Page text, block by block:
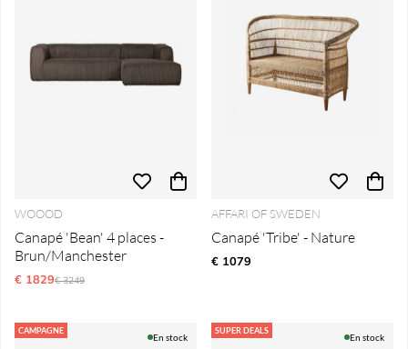
WOOOD
Canapé 'Bean' 4 places -
Brun/Manchester
€ 1829Prix régulier:
€ 3249
AFFARI OF SWEDEN
Canapé 'Tribe' - Nature
€ 1079
CAMPAGNE
En stock
SUPER DEALS
En stock